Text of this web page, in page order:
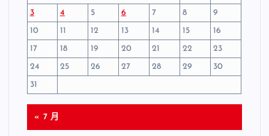
3
4 5 6 7 8
9
10
11 12 13 14 15
16
17
18 19 20 21 22
23
24
25 26 27 28 29
30
31
« 7 月